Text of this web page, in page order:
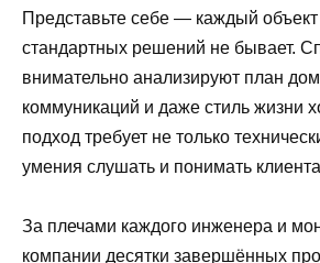
Представьте себе — каждый объект
стандартных решений не бывает.
внимательно анализируют план
коммуникаций и даже стиль жизни
подход требует не только
умения слушать и понимать
За плечами каждого инженера и
компании десятки завершённых